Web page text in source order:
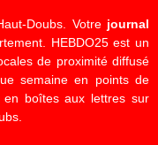
Doubs. Votre journal
HEBDO25 est un
de proximité diffusé
semaine en points de
boîtes aux lettres sur